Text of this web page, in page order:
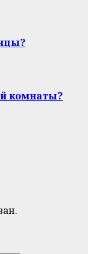
комнаты?